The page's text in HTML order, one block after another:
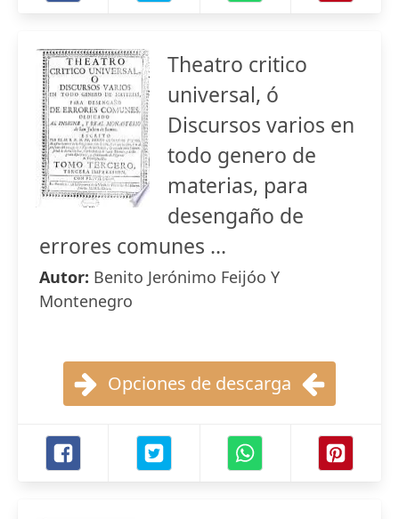
Theatro critico
universal, ó
Discursos varios en
todo genero de
materias, para
desengaño de
errores comunes ...
Autor: Benito Jerónimo Feijóo Y
Montenegro
Opciones de descarga